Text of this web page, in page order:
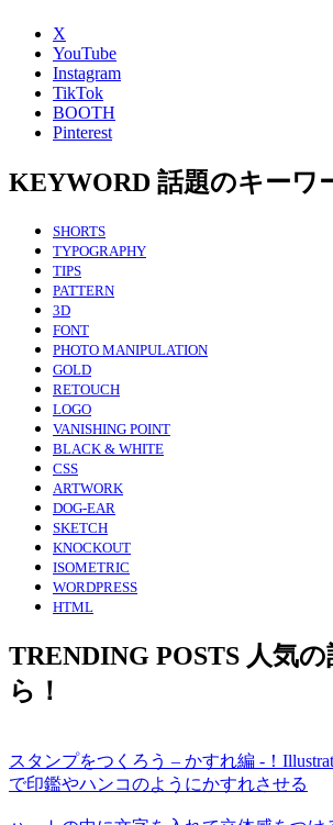
X
YouTube
Instagram
TikTok
BOOTH
Pinterest
KEYWORD 話題のキーワ
SHORTS
TYPOGRAPHY
TIPS
PATTERN
3D
FONT
PHOTO MANIPULATION
GOLD
RETOUCH
LOGO
VANISHING POINT
BLACK & WHITE
CSS
ARTWORK
DOG-EAR
SKETCH
KNOCKOUT
ISOMETRIC
WORDPRESS
HTML
TRENDING POSTS 人気
ら！
スタンプをつくろう – かすれ編 -！
で印鑑やハンコのようにかすれさせる